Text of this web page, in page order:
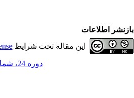
بازنشر اطلاعات
این مقاله تحت شرایط
دوره 24، شماره 5 - ( مجله علمی دانشگاه علوم پزشکی کردستان 1398 )